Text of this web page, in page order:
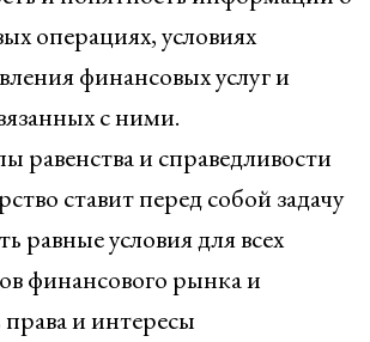
операциях, условиях
финансовых услуг и
с ними.
равенства и справедливости
ставит перед собой задачу
равные условия для всех
финансового рынка и
и интересы